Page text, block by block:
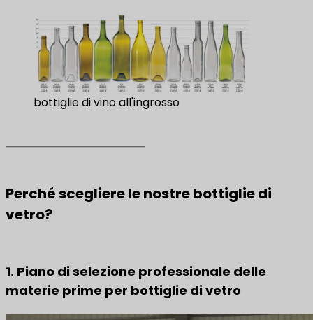
bottiglie di vino all'ingrosso
Perché scegliere le nostre bottiglie di
vetro?
1. Piano di selezione professionale delle
materie prime per bottiglie di vetro